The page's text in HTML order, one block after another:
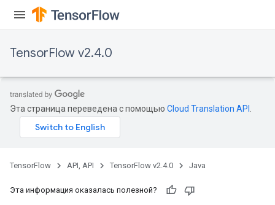
TensorFlow v2.4.0
Эта страница переведена с помощью Cloud Translation API
TensorFlow API, API TensorFlow v2.4.0 Java
Эта информация оказалась полезной?